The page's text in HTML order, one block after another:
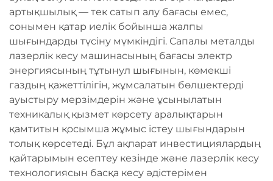
артықшылық — тек сатып алу бағасы емес,
сонымен қатар иелік бойынша жалпы
шығындарды түсіну мүмкіндігі. Сапалы металды
лазерлік кесу машинасының бағасы электр
энергиясының тұтынул шығынын, көмекші
газдың қажеттілігін, жұмсалатын бөлшектерді
ауыстыру мерзімдерін және ұсынылатын
техникалық қызмет көрсету аралықтарын
қамтитын қосымша жұмыс істеу шығындарын
толық көрсетеді. Бұл ақпарат инвестициялардың
қайтарымын есептеу кезінде және лазерлік кесу
технологиясын басқа кесу әдістерімен